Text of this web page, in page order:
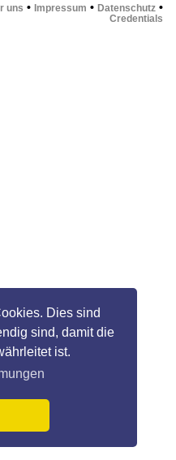
Dies sind
sind, damit die
ist.
uns • Impressum • Datenschutz •
Credentials